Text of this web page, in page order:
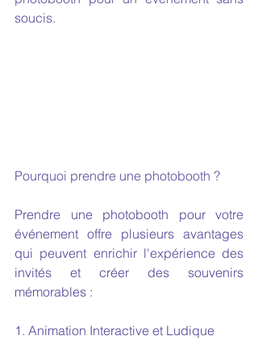
soucis.
Pourquoi prendre une photobooth ?
Prendre une photobooth pour votre
événement offre plusieurs avantages
qui peuvent enrichir l'expérience des
invités et créer des souvenirs
mémorables :
1. Animation Interactive et Ludique